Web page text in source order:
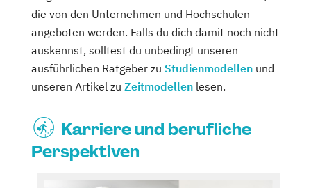
die von den Unternehmen und Hochschulen
angeboten werden. Falls du dich damit noch nicht
auskennst, solltest du unbedingt unseren
ausführlichen Ratgeber zu Studienmodellen und
unseren Artikel zu Zeitmodellen lesen.
Karriere und berufliche
Perspektiven